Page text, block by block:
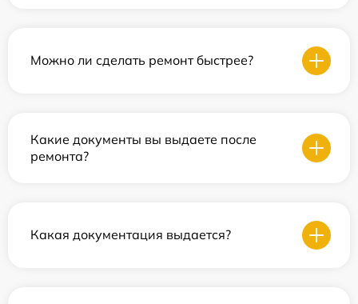
Можно ли сделать ремонт быстрее?
Какие документы вы выдаете после
ремонта?
Какая документация выдается?